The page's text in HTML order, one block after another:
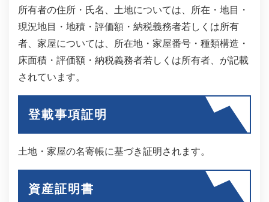
所有者の住所・氏名、土地については、所在・地目・
現況地目・地積・評価額・納税義務者若しくは所有
者、家屋については、所在地・家屋番号・種類構造・
床面積・評価額・納税義務者若しくは所有者、が記載
されています。
登載事項証明
土地・家屋の名寄帳に基づき証明されます。
資産証明書